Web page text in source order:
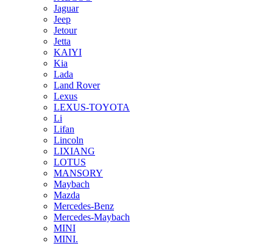
Jaguar
Jeep
Jetour
Jetta
KAIYI
Kia
Lada
Land Rover
Lexus
LEXUS-TOYOTA
Li
Lifan
Lincoln
LIXIANG
LOTUS
MANSORY
Maybach
Mazda
Mercedes-Benz
Mercedes-Maybach
MINI
MINI.